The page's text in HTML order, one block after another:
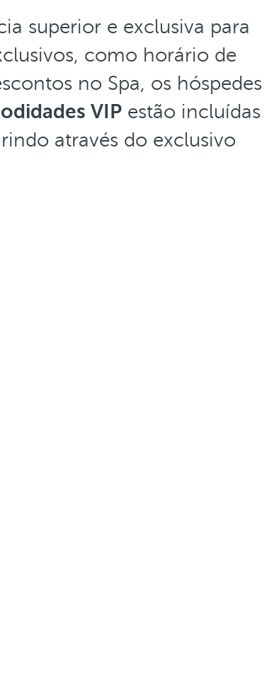
superior e exclusiva para
como horário de
no Spa, os hóspedes
VIPestão incluídas
através do exclusivo